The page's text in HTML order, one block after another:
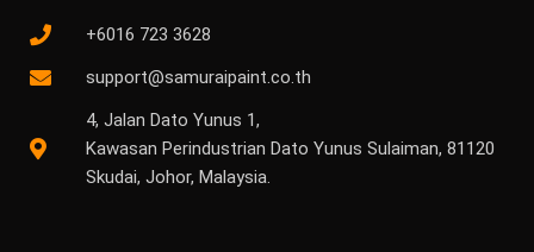
+6016 723 3628
support@samuraipaint.co.th
4, Jalan Dato Yunus 1,
Kawasan Perindustrian Dato Yunus Sulaiman, 81120
Skudai, Johor, Malaysia.